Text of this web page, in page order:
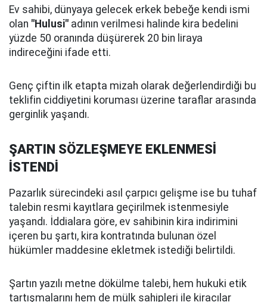
Ev sahibi, dünyaya gelecek erkek bebeğe kendi ismi
olan "Hulusi" adının verilmesi halinde kira bedelini
yüzde 50 oranında düşürerek 20 bin liraya
indireceğini ifade etti.
Genç çiftin ilk etapta mizah olarak değerlendirdiği bu
teklifin ciddiyetini koruması üzerine taraflar arasında
gerginlik yaşandı.
ŞARTIN SÖZLEŞMEYE EKLENMESİ
İSTENDİ
Pazarlık sürecindeki asıl çarpıcı gelişme ise bu tuhaf
talebin resmi kayıtlara geçirilmek istenmesiyle
yaşandı. İddialara göre, ev sahibinin kira indirimini
içeren bu şartı, kira kontratında bulunan özel
hükümler maddesine ekletmek istediği belirtildi.
Şartın yazılı metne dökülme talebi, hem hukuki etik
tartışmalarını hem de mülk sahipleri ile kiracılar